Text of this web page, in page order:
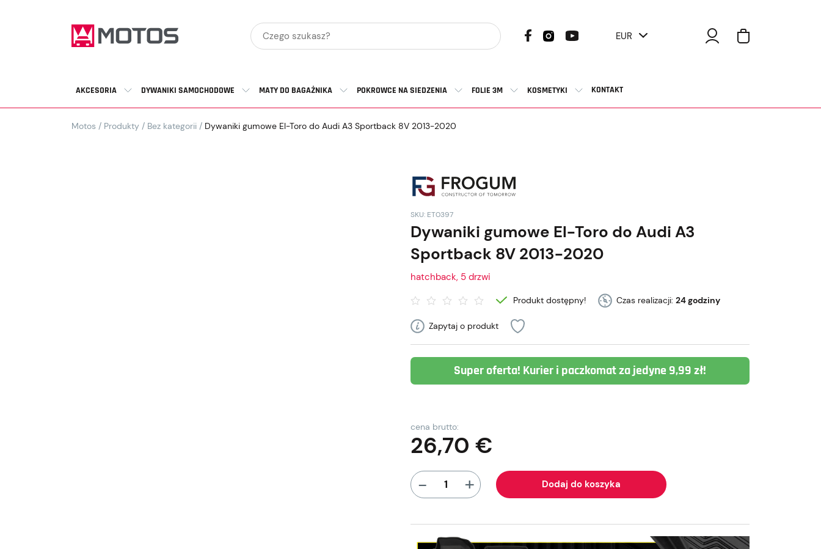
EUR
AKCESORIA DYWANIKI SAMOCHODOWE MATY DO BAGAŻNIKA POKROWCE NA SIEDZENIA FOLIE 3M KOSMETYKI KONTAKT
Motos / Produkty / Bez kategorii / Dywaniki gumowe El-Toro do Audi A3 Sportback 8V 2013-2020
SKU: ET0397
Dywaniki gumowe El-Toro do Audi A3
Sportback 8V 2013-2020
hatchback, 5 drzwi
Produkt dostępny! Czas realizacji: 24 godziny
Zapytaj o produkt
Super oferta! Kurier i paczkomat za jedyne 9,99 zł!
cena brutto:
26,70 €
- + Dodaj do koszyka